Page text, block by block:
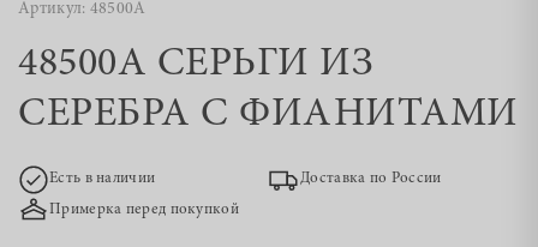
Артикул: 48500А
48500А СЕРЬГИ ИЗ
СЕРЕБРА С ФИАНИТАМИ
Есть в наличии
Доставка по России
Примерка перед покупкой